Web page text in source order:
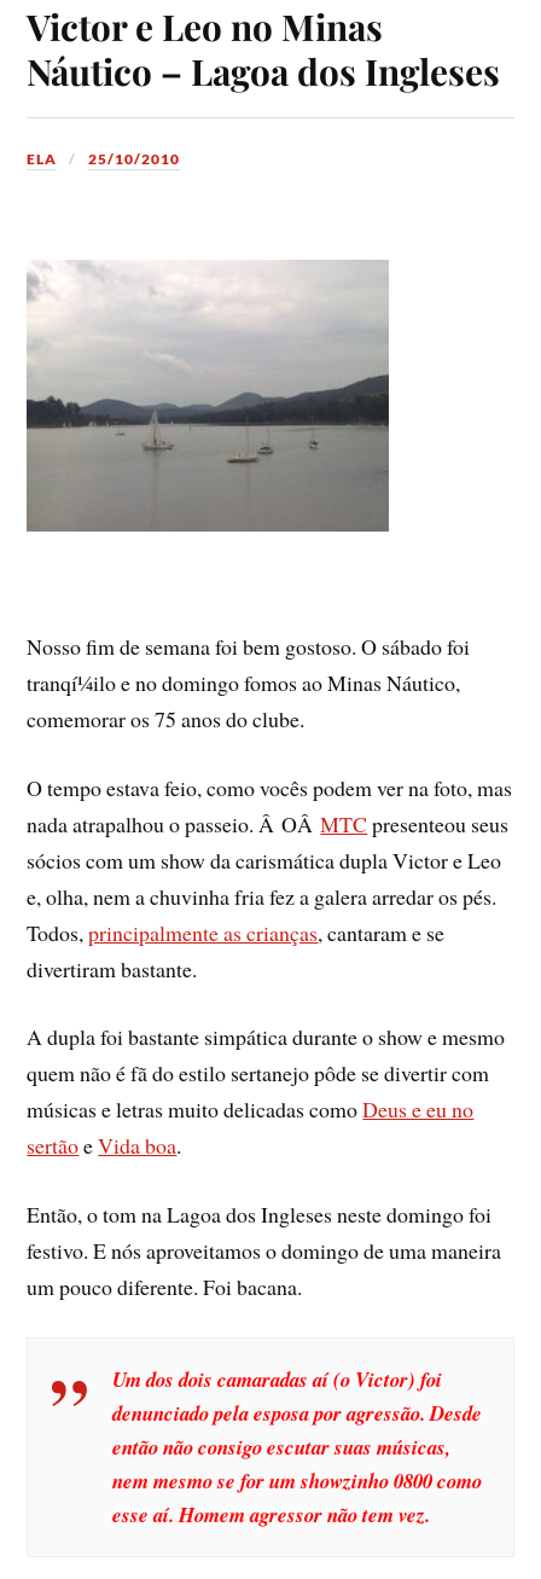
Victor e Leo no Minas
Náutico – Lagoa dos Ingleses
ELA 25/10/2010
Nosso fim de semana foi bem gostoso. O sábado foi
tranqí¼ilo e no domingo fomos ao Minas Náutico,
comemorar os 75 anos do clube.
O tempo estava feio, como vocês podem ver na foto, mas
nada atrapalhou o passeio. Â OÂMTC presenteou seus
sócios com um show da carismática dupla Victor e Leo
e, olha, nem a chuvinha fria fez a galera arredar os pés.
Todos,principalmente as crianças, cantaram e se
divertiram bastante.
A dupla foi bastante simpática durante o show e mesmo
quem não é fã do estilo sertanejo pôde se divertir com
músicas e letras muito delicadas comoDeus e eu no
sertãoeVida boa.
Então, o tom na Lagoa dos Ingleses neste domingo foi
festivo. E nós aproveitamos o domingo de uma maneira
um pouco diferente. Foi bacana.
Um dos dois camaradas aí­ (o Victor) foi
denunciado pela esposa por agressão. Desde
então não consigo escutar suas músicas,
nem mesmo se for um showzinho 0800 como
esse aí­. Homem agressor não tem vez.